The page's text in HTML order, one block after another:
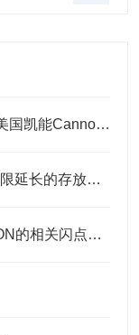
发动机低温表观粘度标油相关标准及美国凯能Cannon相关CCS标油
CONOSTAN AM金属磨损标油使用期限延长的存放要点
闪点标油相关标准及美国凯能CANNON的相关闪点标准